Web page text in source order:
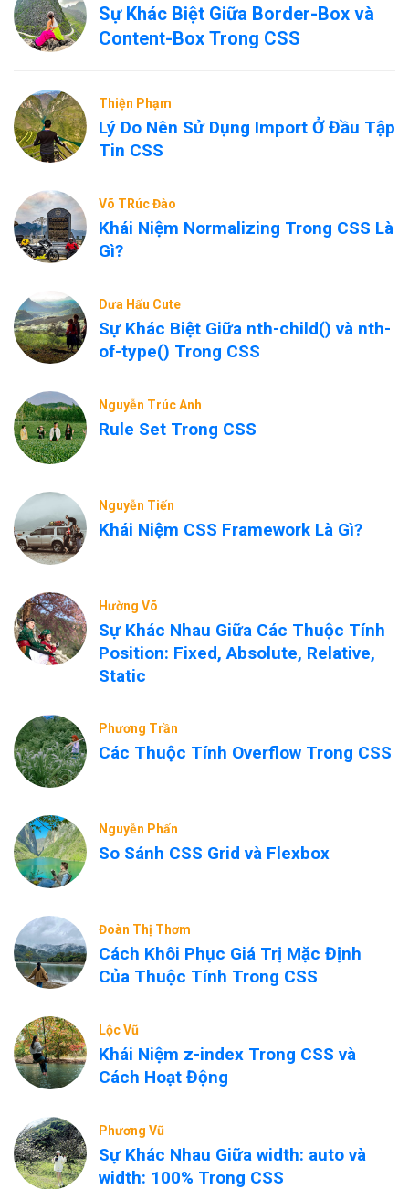
Sự Khác Biệt Giữa Border-Box và
Content-Box Trong CSS
Thiện Phạm
Lý Do Nên Sử Dụng Import Ở Đầu Tập
Tin CSS
Võ TRúc Đào
Khái Niệm Normalizing Trong CSS Là
Gì?
Dưa Hấu Cute
Sự Khác Biệt Giữa nth-child() và nth-
of-type() Trong CSS
Nguyễn Trúc Anh
Rule Set Trong CSS
Nguyễn Tiến
Khái Niệm CSS Framework Là Gì?
Hường Võ
Sự Khác Nhau Giữa Các Thuộc Tính
Position: Fixed, Absolute, Relative,
Static
Phương Trần
Các Thuộc Tính Overflow Trong CSS
Nguyễn Phấn
So Sánh CSS Grid và Flexbox
Đoàn Thị Thơm
Cách Khôi Phục Giá Trị Mặc Định
Của Thuộc Tính Trong CSS
Lộc Vũ
Khái Niệm z-index Trong CSS và
Cách Hoạt Động
Phương Vũ
Sự Khác Nhau Giữa width: auto và
width: 100% Trong CSS